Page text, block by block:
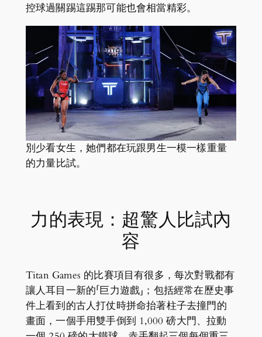
控球過關踢這踢那可能也會相當精彩。
別少看女生，她們都在玩跟男生一模一樣重量
的力量比試。
力的表現：超驚人比試內
容
Titan Games 的比賽項目有很多，每次對戰都有
讓人耳目一新的「巨力遊戲」；包括經常在歷史事
件上看到的古人打仗時拼命抬著柱子去撞門的
畫面，一個手用雙手倒到 1,000 磅大門、拉動